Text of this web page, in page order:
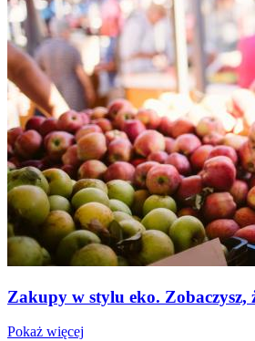
Zakupy w stylu eko. Zobaczysz,
Pokaż więcej